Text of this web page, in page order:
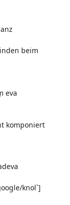
beim
eva
komponiert
knol`]